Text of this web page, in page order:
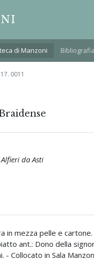
di Manzoni Bibliografia
0011
da Asti
in mezza pelle e
ant.: Dono della
- Collocato in Sala